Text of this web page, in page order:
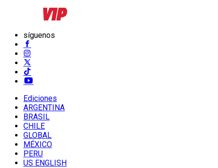
síguenos
Ediciones
ARGENTINA
BRASIL
CHILE
GLOBAL
MÉXICO
PERU
US ENGLISH